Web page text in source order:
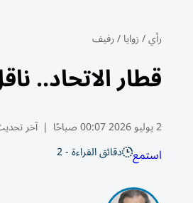
رأي/زوايا/رفيف
قطار الاتحاد..
2 يوليو 2026 00:07 صباحًا | آخر
استمع دقائق القراءة - 2